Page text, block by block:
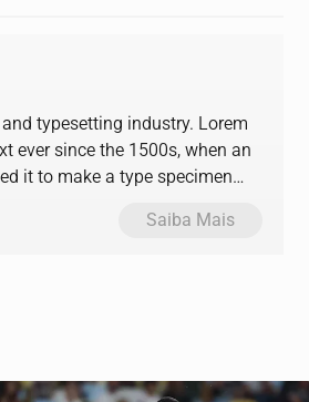
typesetting industry. Lorem
ever since the 1500s, when an
it to make a type specimen
Saiba Mais